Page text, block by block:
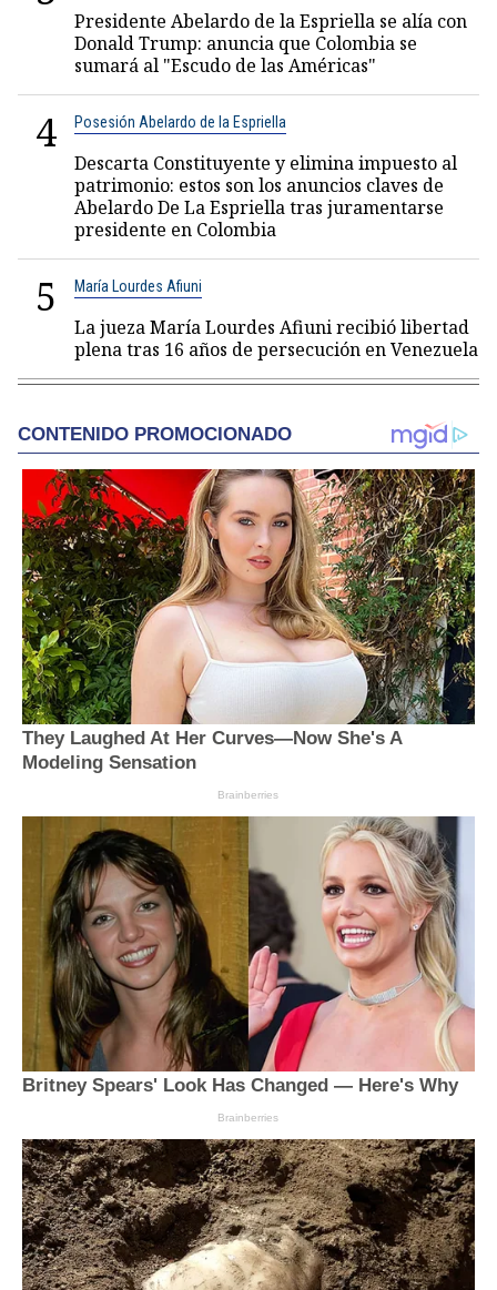
Presidente Abelardo de la Espriella se alía con
Donald Trump: anuncia que Colombia se
sumará al "Escudo de las Américas"
4 Posesión Abelardo de la Espriella
Descarta Constituyente y elimina impuesto al
patrimonio: estos son los anuncios claves de
Abelardo De La Espriella tras juramentarse
presidente en Colombia
5 María Lourdes Afiuni
La jueza María Lourdes Afiuni recibió libertad
plena tras 16 años de persecución en Venezuela